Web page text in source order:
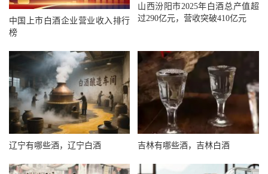
中国上市白酒企业营业收入排行
榜
山西汾阳市2025年白酒总产值超
过290亿元，营收突破410亿元
辽宁有哪些酒，辽宁白酒 吉林有哪些酒，吉林白酒